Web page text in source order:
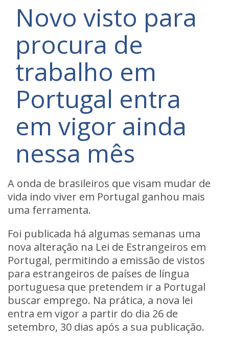
Novo visto para
procura de
trabalho em
Portugal entra
em vigor ainda
nessa mês
A onda de brasileiros que visam mudar de
vida indo viver em Portugal ganhou mais
uma ferramenta.
Foi publicada há algumas semanas uma
nova alteração na Lei de Estrangeiros em
Portugal, permitindo a emissão de vistos
para estrangeiros de países de língua
portuguesa que pretendem ir a Portugal
buscar emprego. Na prática, a nova lei
entra em vigor a partir do dia 26 de
setembro, 30 dias após a sua publicação.